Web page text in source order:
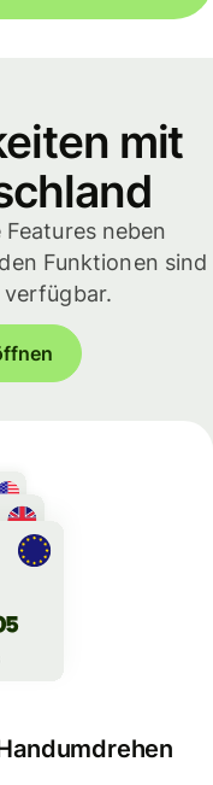
mit
neben
Funktionen sind